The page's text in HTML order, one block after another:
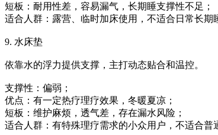
‌短板‌：耐用性差，容易漏气，长期睡支撑性不足；
适合人群‌：露营、临时加床使用，不适合日常长期
9. 水床垫
依靠水的浮力提供支撑，主打动态贴合和温控。
‌支撑性‌：偏弱；
‌优点‌：有一定热疗理疗效果，冬暖夏凉；
‌短板‌：维护麻烦，透气差，存在漏水风险；
适合人群‌：有特殊理疗需求的小众用户，不适合普